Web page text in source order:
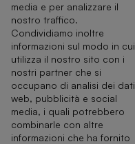
media e per analizzare il
nostro traffico.
Condividiamo inoltre
informazioni sul modo in cui
utilizza il nostro sito con i
nostri partner che si
occupano di analisi dei dati
web, pubblicità e social
media, i quali potrebbero
combinarle con altre
informazioni che ha fornito